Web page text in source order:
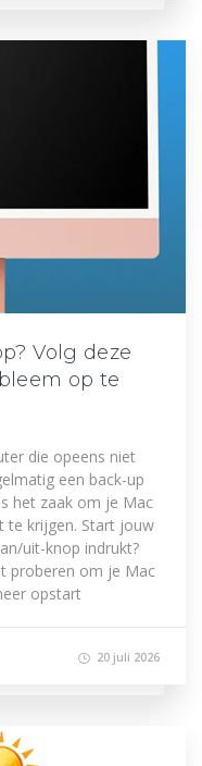
Volg deze
op te
die opeens niet
een back-up
het zaak om je Mac
te krijgen. Start jouw
uit-knop indrukt?
proberen om je Mac
opstart
20 juli 2026